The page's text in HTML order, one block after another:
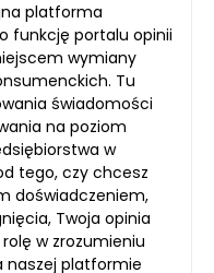
platforma
funkcję portalu opinii
wymiany
Tu
świadomości
na poziom
w
tego, czy chcesz
doświadczeniem,
Twoja opinia
w zrozumieniu
naszej platformie